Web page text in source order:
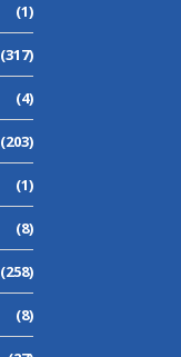
(1)
(317)
(4)
(203)
(1)
(8)
(258)
(8)